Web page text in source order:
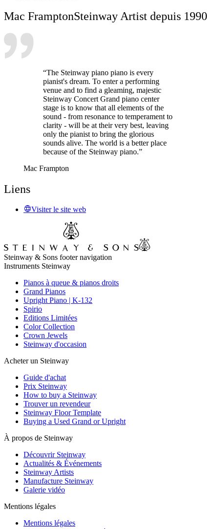
Mac FramptonSteinway Artist depuis 1990
“The Steinway piano piano is every
pianist's dream. To enter a performing
venue and to find a gleaming, majestic
Steinway Concert Grand piano center
stage is to know that all elements of the
sound - from resonance to temperament to
clarity - will be at their very best, leaving
only the pianist to bring the glorious
sounds alive. The world is a better place
because of the Steinway piano.”
Mac Frampton
Liens
Visiter le site web
Steinway & Sons footer navigation
Instruments Steinway
Pianos à queue & pianos droits
Grand Pianos
Upright Piano | K-132
Spirio
Editions Limitées
Color Collection
Crown Jewels
Steinway d'occasion
Acheter un Steinway
Guide d'achat
Prix Steinway
How to buy a Steinway
Trouver un revendeur
Steinway Floor Template
Buying a Used Grand or Upright
À propos de Steinway
Découvrir Steinway
Actualités & Événements
Steinway Artists
Manufacture Steinway
Galerie vidéo
Mentions légales
Mentions légales